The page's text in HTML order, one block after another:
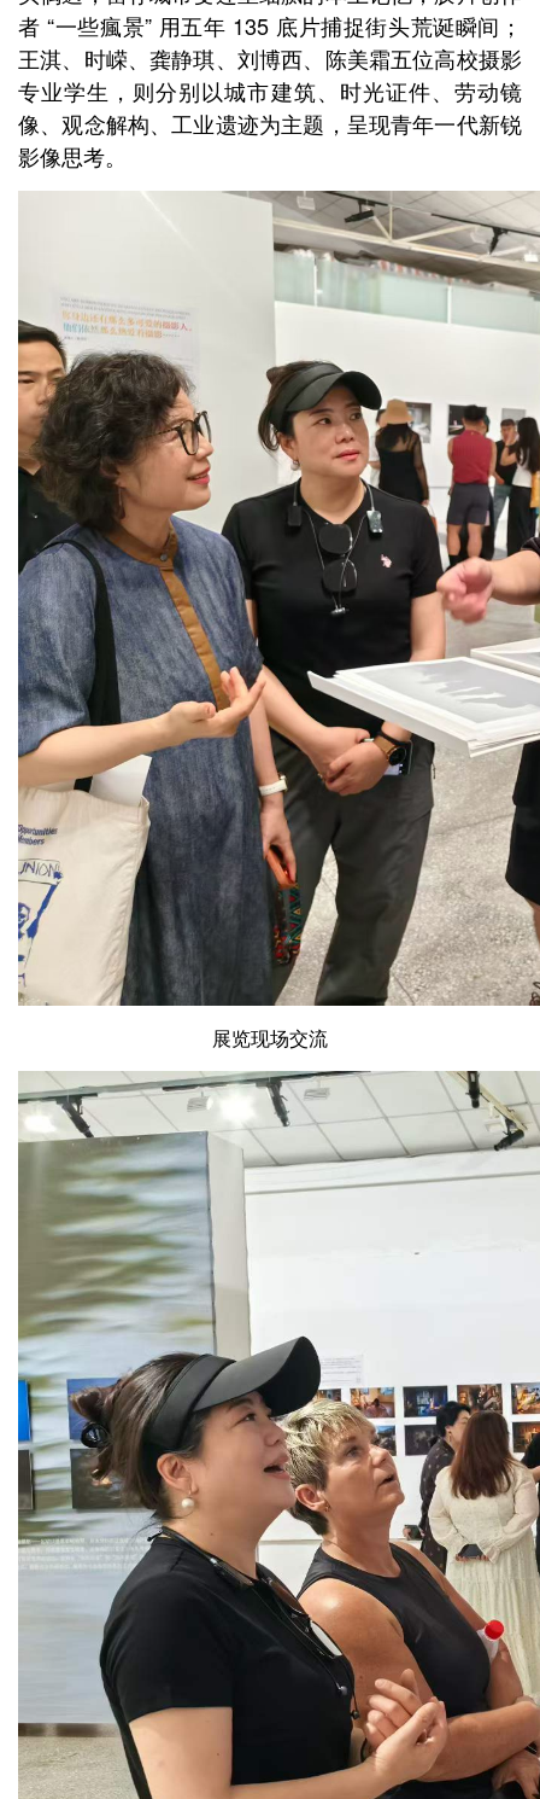
者 “一些瘋景” 用五年 135 底片捕捉街头荒诞瞬间；
王淇、时嵘、龚静琪、刘博西、陈美霜五位高校摄影
专业学生，则分别以城市建筑、时光证件、劳动镜
像、观念解构、工业遗迹为主题，呈现青年一代新锐
影像思考。
展览现场交流